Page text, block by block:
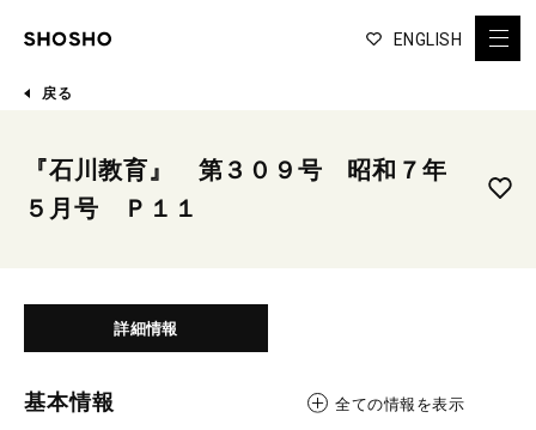
ENGLISH
戻る
『石川教育』 第３０９号 昭和７年
５月号 Ｐ１１
詳細情報
基本情報 全ての情報を表示